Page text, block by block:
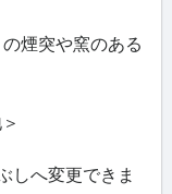
煙突や窯のある
しへ変更できま